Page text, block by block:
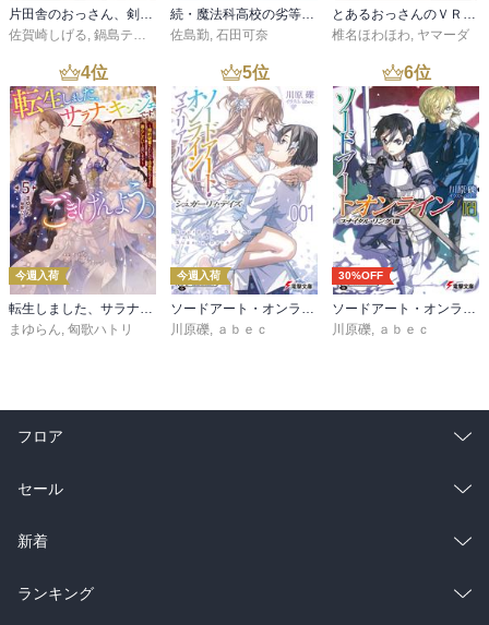
片田舎のおっさん、剣聖になる 11 ～ただの田舎の剣術師範だったのに、大成した弟子たちが俺を放ってくれない件～
佐賀崎しげる, 鍋島テツヒロ
続・魔法科高校の劣等生 メイジアン・カンパニー(11)
佐島勤, 石田可奈
とあるおっさんのＶＲＭＭＯ活動記34
椎名ほわほわ, ヤマーダ
4位
今週入荷
まゆらん 匈歌ハトリ
5位
今週入荷
川原礫
ａｂｅｃ
6位
30%OFF
川原礫
ａｂｅｃ
フロア
総合
ラノベ
雑誌・グラビア
セール
総合
ラノベ
新着
総合
ランキング